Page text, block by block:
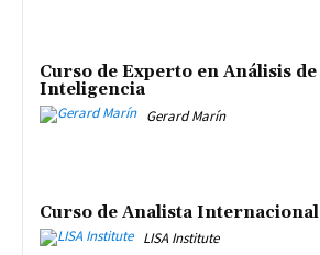
Curso de Experto en Análisis de
Inteligencia
Gerard Marín
Curso de Analista Internacional
LISA Institute